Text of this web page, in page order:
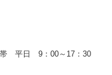
帯 平日 9：00～17：30